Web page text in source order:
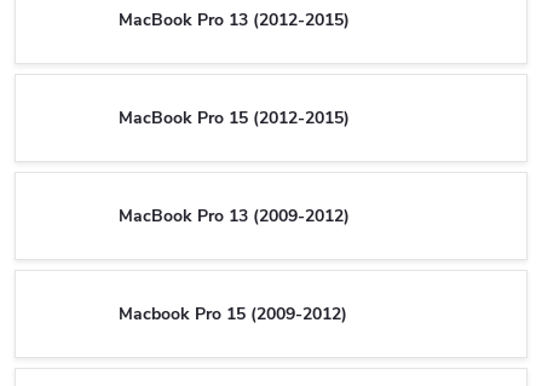
MacBook Pro 13 (2012-2015)
MacBook Pro 15 (2012-2015)
MacBook Pro 13 (2009-2012)
Macbook Pro 15 (2009-2012)